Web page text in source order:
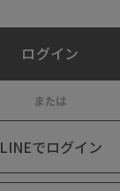
または
LINEでログイン